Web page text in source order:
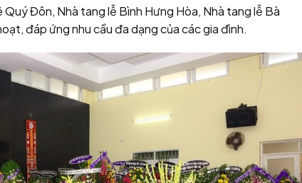
Đôn, Nhà tang lễ Bình Hưng Hòa, Nhà tang lễ Bà
đáp ứng nhu cầu đa dạng của các gia đình.